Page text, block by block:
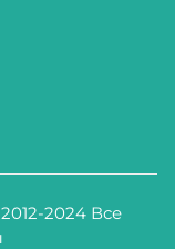
2024 Все